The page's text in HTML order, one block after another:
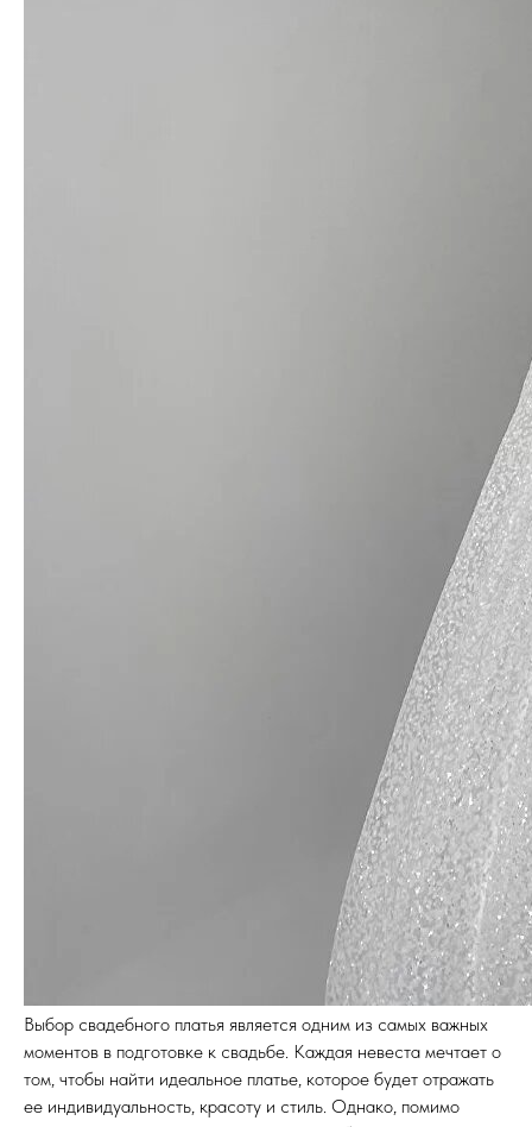
Выбор свадебного платья является одним из самых важных
моментов в подготовке к свадьбе. Каждая невеста мечтает о
том, чтобы найти идеальное платье, которое будет отражать
ее индивидуальность, красоту и стиль. Однако, помимо